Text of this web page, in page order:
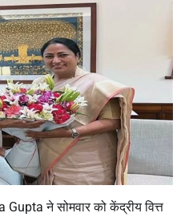
Gupta ने सोमवार को केंद्रीय वित्त